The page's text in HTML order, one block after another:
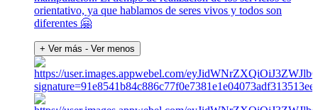
orientativo, ya que hablamos de seres vivos y todos son
diferentes 🤗
+ Ver más - Ver menos